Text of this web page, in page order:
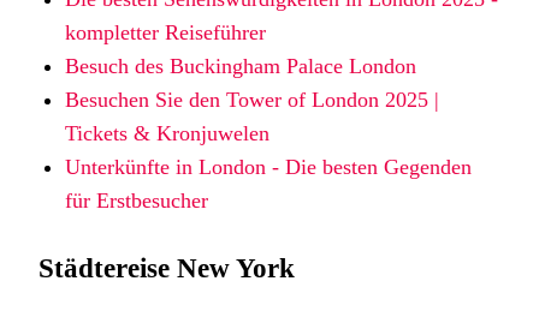
kompletter Reiseführer
Besuch des Buckingham Palace London
Besuchen Sie den Tower of London 2025 |
Tickets & Kronjuwelen
Unterkünfte in London - Die besten Gegenden
für Erstbesucher
Städtereise New York